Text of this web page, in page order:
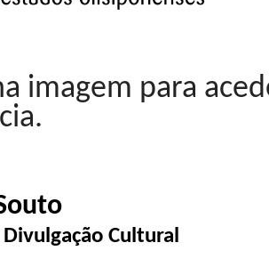
imagem para
Cultural